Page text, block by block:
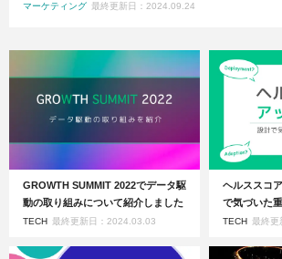
マーケティング 最終更新日：2024.09.24
GROWTH SUMMIT 2022でデータ駆
動の取り組みについて紹介しました
TECH 最終更新日：2024.03.03
ヘルススコ
で気づいた
TECH 最終更